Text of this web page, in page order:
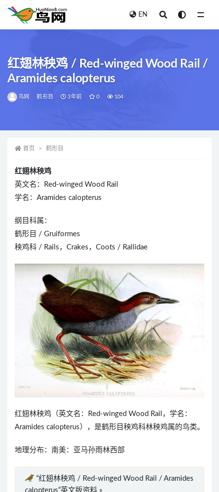
EN
红翅林秧鸡 / Red-winged Wood Rail /
Aramides calopterus
鸟网 鹤形目 3年前 0 104
首页 鹤形目
红翅林秧鸡
英文名：Red-winged Wood Rail
学名：Aramides calopterus
纲目科属：
鹤形目 / Gruiformes
秧鸡科 / Rails，Crakes，Coots / Rallidae
红翅林秧鸡（英文名：Red-winged Wood Rail，学名：
Aramides calopterus），是鹤形目秧鸡科林秧鸡属的鸟类。
地理分布：南美：亚马孙雨林西部
“红翅林秧鸡 / Red-winged Wood Rail / Aramides
calopterus”英文版资料 »